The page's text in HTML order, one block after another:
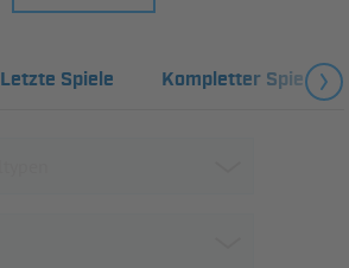
Letzte Spiele Kompletter Spielplan